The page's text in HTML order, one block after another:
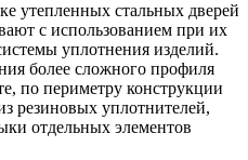
утепленных стальных дверей
с использованием при их
уплотнения изделий.
более сложного профиля
по периметру конструкции
резиновых уплотнителей,
отдельных элементов